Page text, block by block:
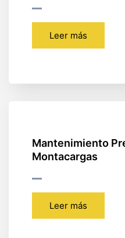
Leer más
Mantenimiento
Montacargas
Leer más